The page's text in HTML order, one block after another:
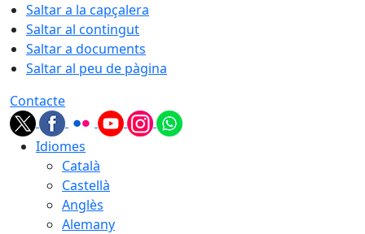
Saltar a la capçalera
Saltar al contingut
Saltar a documents
Saltar al peu de pàgina
Contacte
Idiomes
Català
Castellà
Anglès
Alemany